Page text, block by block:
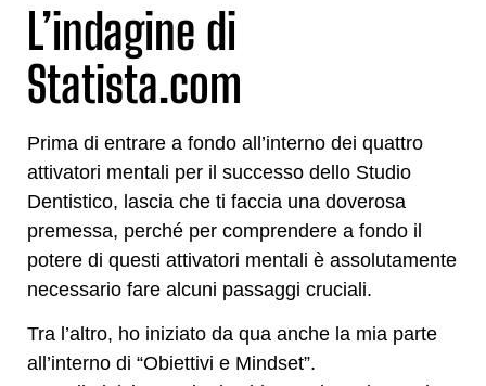
L’indagine di
Statista.com
Prima di entrare a fondo all’interno dei quattro
attivatori mentali per il successo dello Studio
Dentistico, lascia che ti faccia una doverosa
premessa, perché per comprendere a fondo il
potere di questi attivatori mentali è assolutamente
necessario fare alcuni passaggi cruciali.
Tra l’altro, ho iniziato da qua anche la mia parte
all’interno di “Obiettivi e Mindset”.